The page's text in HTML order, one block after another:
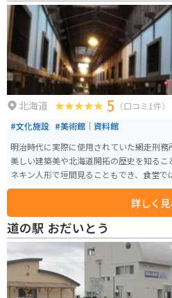
です。 バイクで訪れる場合、駐車場も広く停
は、大雪山国立公園や旭川市街など観光
ングの拠点としてもおすすめです。
北海道 5 （口コミ1件）
#文化施設 #美術館｜資料館
明治時代に実際に使用されていた網走刑務
美しい建築美や北海道開拓の歴史を知る
ネキン人形で垣間見ることもでき、食堂で
わかりやすく面白いので、歴史に詳しくな
詳しく見
道の駅 おだいとう